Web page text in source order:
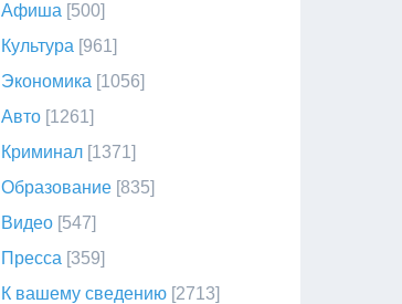
Афиша [500]
Культура [961]
Экономика [1056]
Авто [1261]
Криминал [1371]
Образование [835]
Видео [547]
Пресса [359]
К вашему сведению [2713]